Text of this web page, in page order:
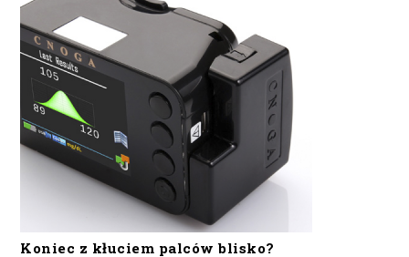
Koniec z kłuciem palców blisko?